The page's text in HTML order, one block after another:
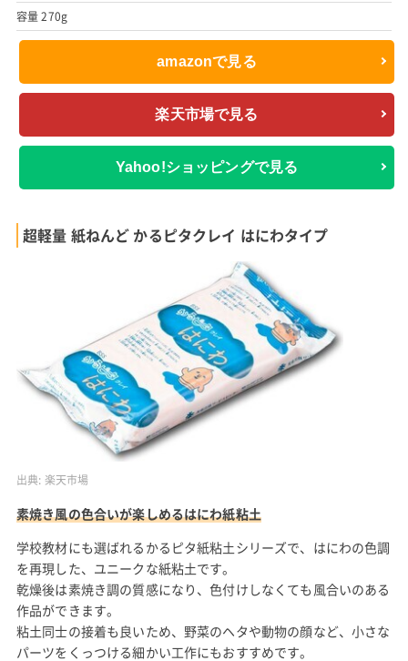
容量 270g
amazonで見る
楽天市場で見る
Yahoo!ショッピングで見る
超軽量 紙ねんど かるピタクレイ はにわタイプ
出典: 楽天市場
素焼き風の色合いが楽しめるはにわ紙粘土
学校教材にも選ばれるかるピタ紙粘土シリーズで、はにわの色調
を再現した、ユニークな紙粘土です。
乾燥後は素焼き調の質感になり、色付けしなくても風合いのある
作品ができます。
粘土同士の接着も良いため、野菜のヘタや動物の顔など、小さな
パーツをくっつける細かい工作にもおすすめです。